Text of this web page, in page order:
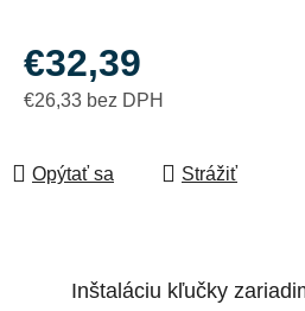
€32,39
€26,33 bez DPH
Opýtať sa
Strážiť
Inštaláciu kľučky